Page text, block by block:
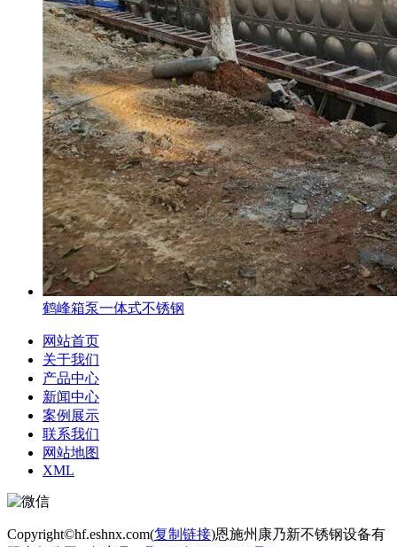
鹤峰箱泵一体式不锈钢
网站首页
关于我们
产品中心
新闻中心
案例展示
联系我们
网站地图
XML
Copyright©hf.eshnx.com(复制链接)恩施州康乃新不锈钢设备有